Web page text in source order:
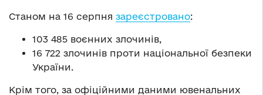
Станом на 16 серпня зареєстровано:
103 485 воєнних злочинів,
16 722 злочинів проти національної безпеки
України.
Крім того, за офіційними даними ювенальних